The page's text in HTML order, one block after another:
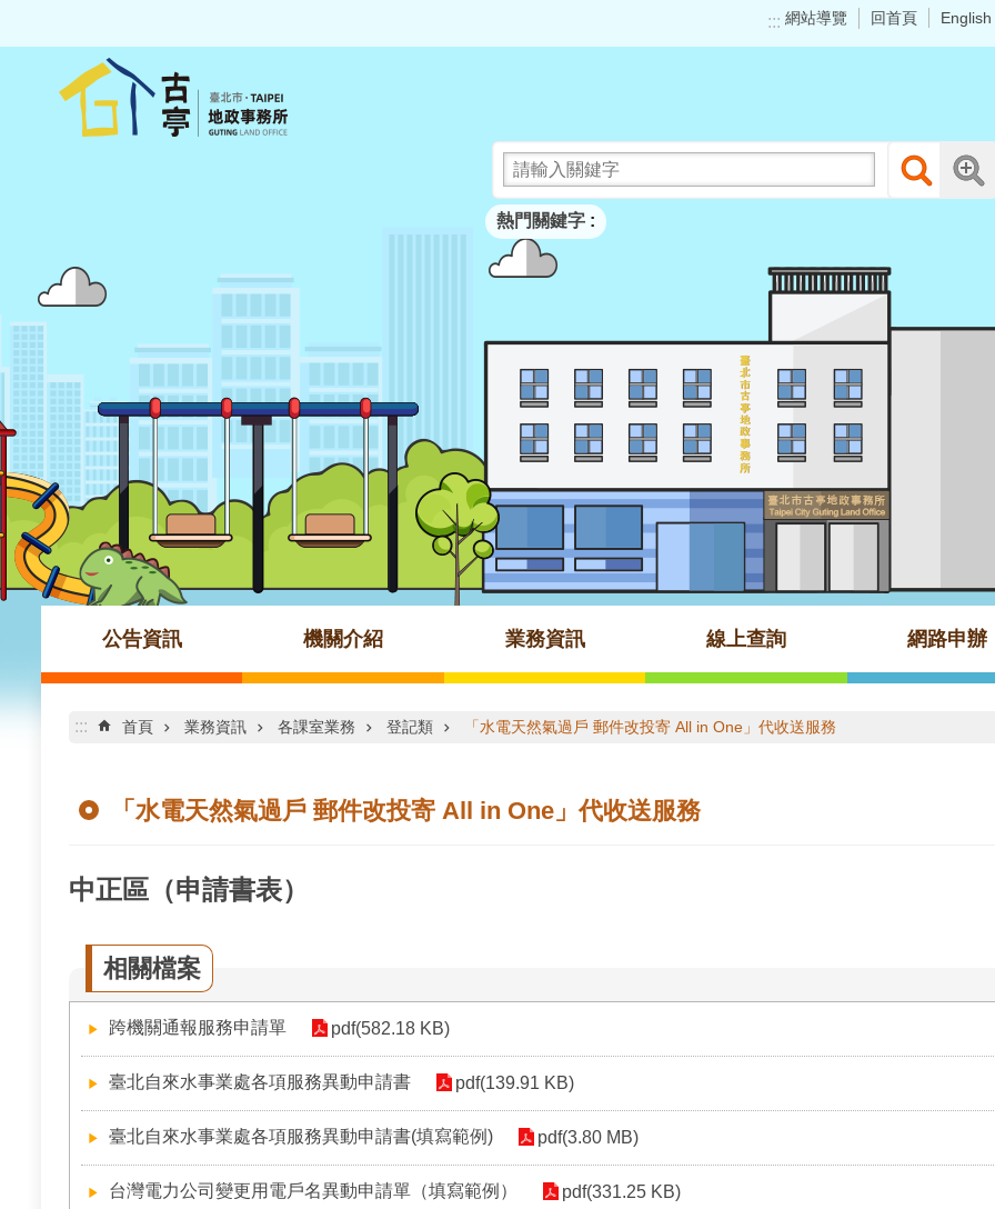
::: 網站導覽 回首頁 English
熱門關鍵字
公告資訊 機關介紹 業務資訊 線上查詢 網路申辦
::: 首頁 業務資訊 各課室業務 登記類 「水電天然氣過戶 郵件改投寄 All in One」代收送服務
「水電天然氣過戶 郵件改投寄 All in One」代收送服務
中正區（申請書表）
相關檔案
跨機關通報服務申請單 pdf(582.18 KB)
臺北自來水事業處各項服務異動申請書 pdf(139.91 KB)
臺北自來水事業處各項服務異動申請書(填寫範例) pdf(3.80 MB)
台灣電力公司變更用電戶名異動申請單（填寫範例） pdf(331.25 KB)